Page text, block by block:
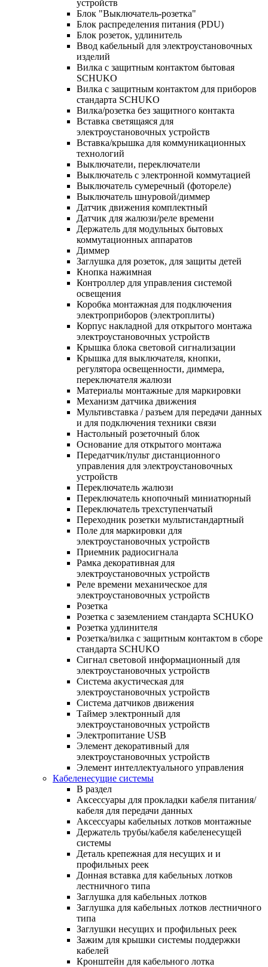
устройств
Блок "Выключатель-розетка"
Блок распределения питания (PDU)
Блок розеток, удлинитель
Ввод кабельный для электроустановочных
изделий
Вилка с защитным контактом бытовая
SCHUKO
Вилка с защитным контактом для приборов
стандарта SCHUKO
Вилка/розетка без защитного контакта
Вставка светящаяся для
электроустановочных устройств
Вставка/крышка для коммуникационных
технологий
Выключатели, переключатели
Выключатель с электронной коммутацией
Выключатель сумеречный (фотореле)
Выключатель шнуровой/диммер
Датчик движения комплектный
Датчик для жалюзи/реле времени
Держатель для модульных бытовых
коммутационных аппаратов
Диммер
Заглушка для розеток, для защиты детей
Кнопка нажимная
Контроллер для управления системой
освещения
Коробка монтажная для подключения
электроприборов (электроплиты)
Корпус накладной для открытого монтажа
электроустановочных устройств
Крышка блока световой сигнализации
Крышка для выключателя, кнопки,
регулятора освещенности, диммера,
переключателя жалюзи
Материалы монтажные для маркировки
Механизм датчика движения
Мультивставка / разъем для передачи данных
и для подключения техники связи
Настольный розеточный блок
Основание для открытого монтажа
Передатчик/пульт дистанционного
управления для электроустановочных
устройств
Переключатель жалюзи
Переключатель кнопочный миниатюрный
Переключатель трехступенчатый
Переходник розетки мультистандартный
Поле для маркировки для
электроустановочных устройств
Приемник радиосигнала
Рамка декоративная для
электроустановочных устройств
Реле времени механическое для
электроустановочных устройств
Розетка
Розетка с заземлением стандарта SCHUKO
Розетка удлинителя
Розетка/вилка с защитным контактом в сборе
стандарта SCHUKO
Сигнал световой информационный для
электроустановочных устройств
Система акустическая для
электроустановочных устройств
Система датчиков движения
Таймер электронный для
электроустановочных устройств
Электропитание USB
Элемент декоративный для
электроустановочных устройств
Элемент интеллектуального управления
Кабеленесущие системы
В раздел
Аксессуары для прокладки кабеля питания/
кабеля для передачи данных
Аксессуары кабельных лотков монтажные
Держатель трубы/кабеля кабеленесущей
системы
Деталь крепежная для несущих и и
профильных реек
Донная вставка для кабельных лотков
лестничного типа
Заглушка для кабельных лотков
Заглушка для кабельных лотков лестничного
типа
Заглушки несущих и профильных реек
Зажим для крышки системы поддержки
кабелей
Кронштейн для кабельного лотка